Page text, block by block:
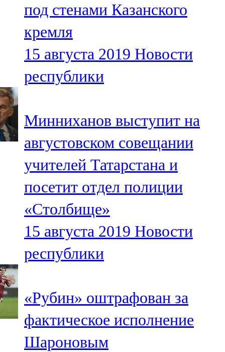
под стенами Казанского
кремля
15 августа 2019 Новости
республики
Минниханов выступит на
августовском совещании
учителей Татарстана и
посетит отдел полиции
«Столбище»
15 августа 2019 Новости
республики
«Рубин» оштрафован за
фактическое исполнение
Шароновым